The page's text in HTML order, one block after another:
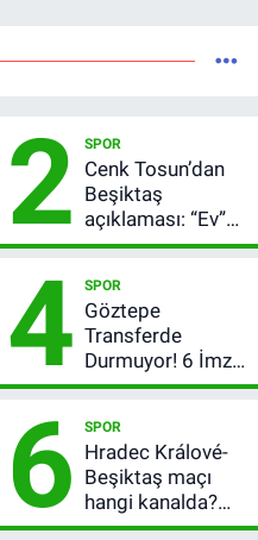
2 SPOR
Cenk Tosun’dan
Beşiktaş
açıklaması: “Ev”
dedi, asıl mesajı
verdi
4 SPOR
Göztepe
Transferde
Durmuyor! 6 İmza
Sonrası Yeni
Oldu
6 SPOR
Hradec Králové-
Beşiktaş maçı
hangi kanalda?
Şifresiz canlı yayın